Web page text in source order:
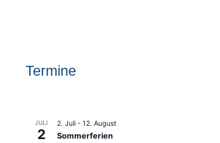
Termine
JULI
2
2. Juli - 12. August
Sommerferien